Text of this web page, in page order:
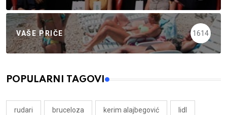
VAŠE PRIČE 1614
POPULARNI TAGOVI
rudari bruceloza kerim alajbegović lidl